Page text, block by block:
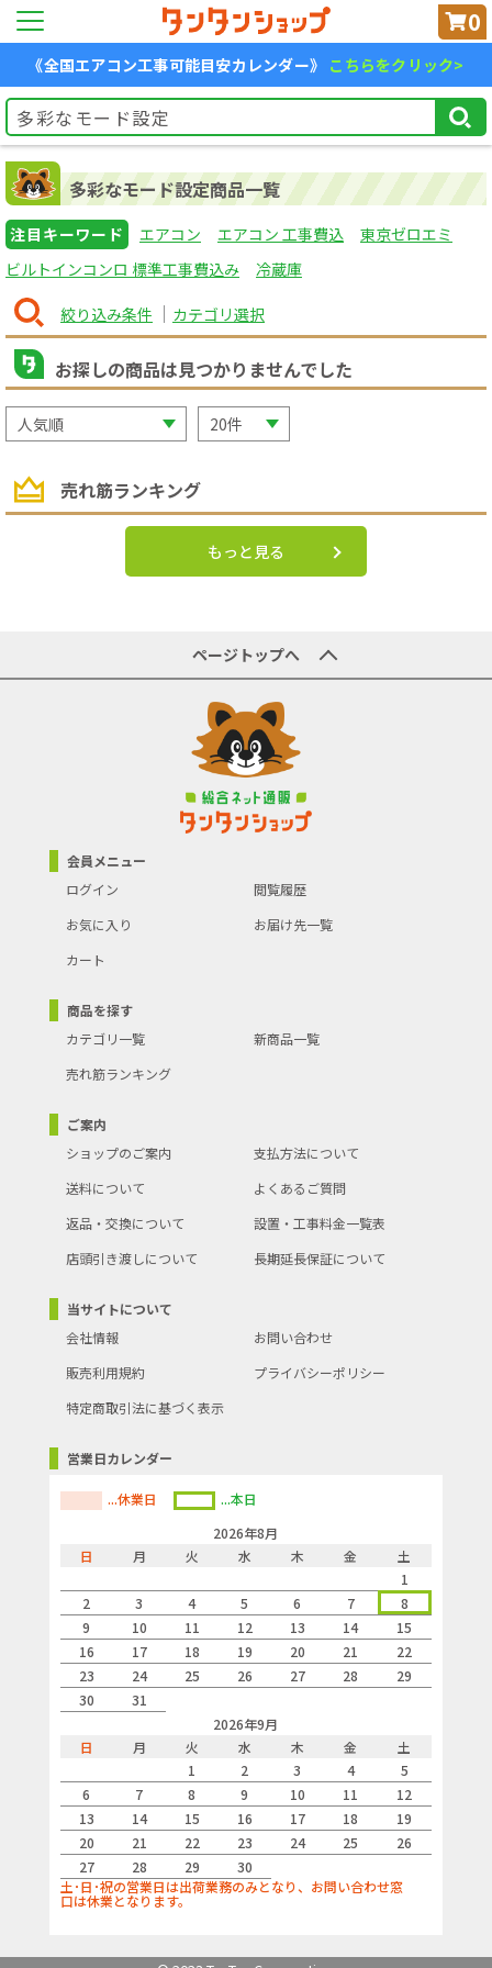
0
《全国エアコン工事可能目安カレンダー》 こちらをクリック>
多彩なモード設定商品一覧
注目キーワード エアコン エアコン 工事費込
東京ゼロエミ
ビルトインコンロ 標準工事費込み
冷蔵庫
絞り込み条件 カテゴリ選択
お探しの商品は見つかりませんでした
売れ筋ランキング
もっと見る
ページトップへ
会員メニュー
ログイン
閲覧履歴
お気に入り
お届け先一覧
カート
商品を探す
カテゴリ一覧
新商品一覧
売れ筋ランキング
ご案内
ショップのご案内
支払方法について
送料について
よくあるご質問
返品・交換について
設置・工事料金一覧表
店頭引き渡しについて
長期延長保証について
当サイトについて
会社情報
お問い合わせ
販売利用規約
プライバシーポリシー
特定商取引法に基づく表示
営業日カレンダー
...休業日
...本日
2026年8月
日
月 火 水 木 金
土
1
2
3 4 5 6 7
8
9
10 11 12 13 14
15
16
17 18 19 20 21
22
23
24 25 26 27 28
29
30
31
2026年9月
日
月 火 水 木 金
土
1
2 3 4
5
6
7 8 9 10 11
12
13
14 15 16 17 18
19
20
21 22 23 24 25
26
27
28 29
30
土･日･祝の営業日は出荷業務のみとなり、お問い合わせ窓
口は休業となります。